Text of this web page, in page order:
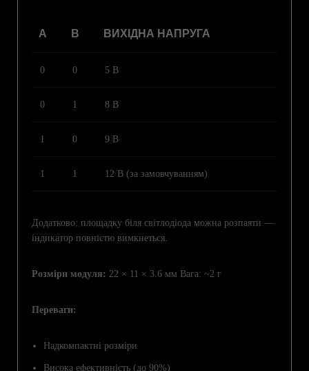
A B ВИХІДНА НАПРУГА
0 0 5 В
0 1 8 В
1 0 9 В
1 1 12 В (за замовчуванням)
Додатково: площадку біля світлодіода можна розпаяти —
індикатор повністю вимкнеться.
Розміри модуля: 22 × 11 × 3.6 мм Вага: ~2 г
Переваги:
Надкомпактні розміри
Висока ефективність (до 90%)